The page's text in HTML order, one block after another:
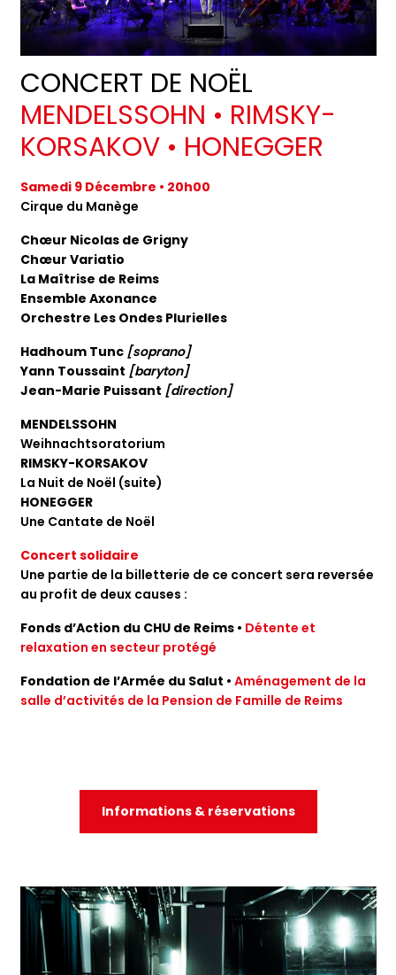
CONCERT DE NOËL
MENDELSSOHN • RIMSKY-
KORSAKOV • HONEGGER
Samedi 9 Décembre • 20h00
Cirque du Manège
Chœur Nicolas de Grigny
Chœur Variatio
La Maîtrise de Reims
Ensemble Axonance
Orchestre Les Ondes Plurielles
Hadhoum Tunc [soprano]
Yann Toussaint [baryton]
Jean-Marie Puissant [direction]
MENDELSSOHN
Weihnachtsoratorium
RIMSKY-KORSAKOV
La Nuit de Noël (suite)
HONEGGER
Une Cantate de Noël
Concert solidaire
Une partie de la billetterie de ce concert sera reversée
au profit de deux causes :
Fonds d’Action du CHU de Reims• Détente et
relaxation en secteur protégé
Fondation de l’Armée du Salut • Aménagement de la
salle d’activités de la Pension de Famille de Reims
Informations & réservations